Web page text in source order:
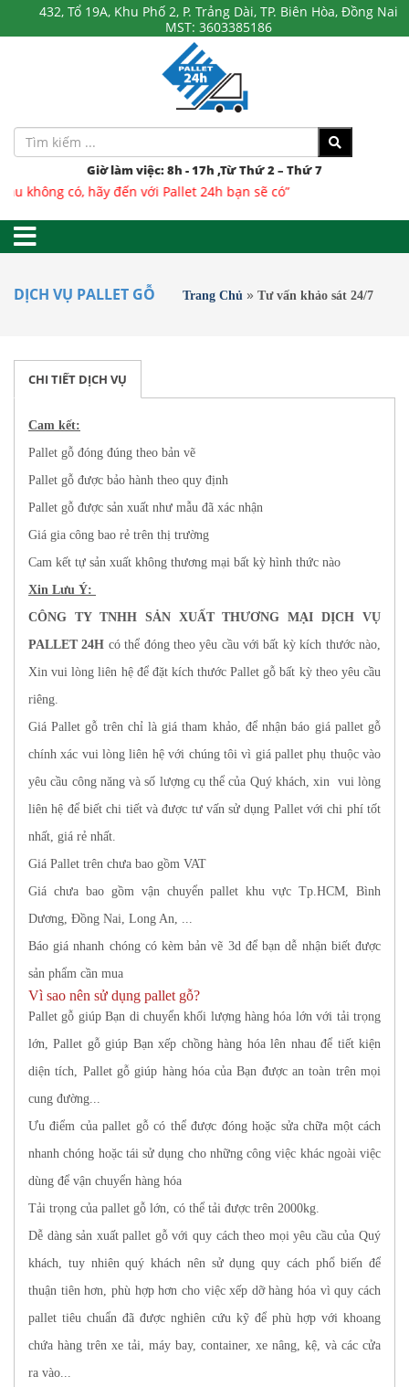
432, Tổ 19A, Khu Phố 2, P. Trảng Dài, TP. Biên Hòa, Đồng Nai
MST: 3603385186
Giờ làm việc: 8h - 17h ,Từ Thứ 2 – Thứ 7
không có, hãy đến với Pallet 24h bạn sẽ có”
DỊCH VỤ PALLET GỖ Trang Chủ » Tư vấn khảo sát 24/7
CHI TIẾT DỊCH VỤ
Cam kết:
Pallet gỗ đóng đúng theo bản vẽ
Pallet gỗ được bảo hành theo quy định
Pallet gỗ được sản xuất như mẫu đã xác nhận
Giá gia công bao rẻ trên thị trường
Cam kết tự sản xuất không thương mại bất kỳ hình thức nào
Xin Lưu Ý:
CÔNG TY TNHH SẢN XUẤT THƯƠNG MẠI DỊCH VỤ
PALLET 24H có thể đóng theo yêu cầu với bất kỳ kích thước nào,
Xin vui lòng liên hệ để đặt kích thước Pallet gỗ bất kỳ theo yêu cầu
riêng.
Giá Pallet gỗ trên chỉ là giá tham khảo, để nhận báo giá pallet gỗ
chính xác vui lòng liên hệ với chúng tôi vì giá pallet phụ thuộc vào
yêu cầu công năng và số lượng cụ thể của Quý khách, xin vui lòng
liên hệ để biết chi tiết và được tư vấn sử dụng Pallet với chi phí tốt
nhất, giá rẻ nhất.
Giá Pallet trên chưa bao gồm VAT
Giá chưa bao gồm vận chuyển pallet khu vực Tp.HCM, Bình
Dương, Đồng Nai, Long An, ...
Báo giá nhanh chóng có kèm bản vẽ 3d để bạn dễ nhận biết được
sản phẩm cần mua
Vì sao nên sử dụng pallet gỗ?
Pallet gỗ giúp Bạn di chuyển khối lượng hàng hóa lớn với tải trọng
lớn, Pallet gỗ giúp Bạn xếp chồng hàng hóa lên nhau để tiết kiện
diện tích, Pallet gỗ giúp hàng hóa của Bạn được an toàn trên mọi
cung đường...
Ưu điểm của pallet gỗ có thể được đóng hoặc sửa chữa một cách
nhanh chóng hoặc tái sử dụng cho những công việc khác ngoài việc
dùng để vận chuyển hàng hóa
Tải trọng của pallet gỗ lớn, có thể tải được trên 2000kg.
Dễ dàng sản xuất pallet gỗ với quy cách theo mọi yêu cầu của Quý
khách, tuy nhiên quý khách nên sử dụng quy cách phổ biến để
thuận tiên hơn, phù hợp hơn cho việc xếp dỡ hàng hóa vì quy cách
pallet tiêu chuẩn đã được nghiên cứu kỹ để phù hợp với khoang
chứa hàng trên xe tải, máy bay, container, xe nâng, kệ, và các cửa
ra vào...